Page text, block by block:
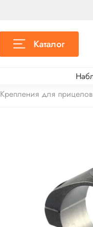
Каталог
Крепления для прицелов